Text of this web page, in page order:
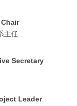
Chair
主任
Secretary
Leader